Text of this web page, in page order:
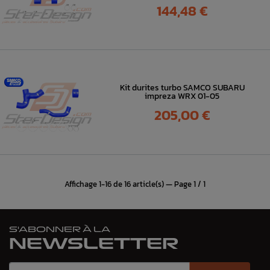
Prix
144,48 €
Kit durites turbo SAMCO SUBARU
impreza WRX 01-05
Prix
205,00 €
Affichage 1-16 de 16 article(s) — Page 1 / 1
S'ABONNER À LA
NEWSLETTER